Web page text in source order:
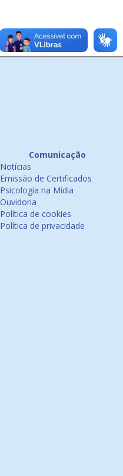
Comunicação
Notícias
Emissão de Certificados
Psicologia na Mídia
Ouvidoria
Política de cookies
Política de privacidade